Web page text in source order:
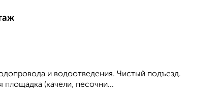
и водоотведения. Чистый подъезд.
(качели, песочни...